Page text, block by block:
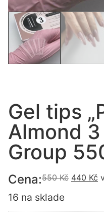
Gel tips
Almond
Group
Cena:550Kč 440 Kč
16 na sklade